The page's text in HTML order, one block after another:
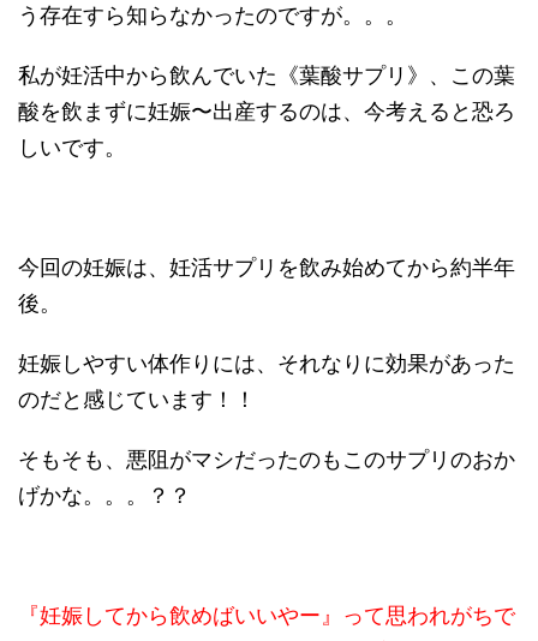
う存在すら知らなかったのですが。。。
私が妊活中から飲んでいた《葉酸サプリ》、この葉
酸を飲まずに妊娠〜出産するのは、今考えると恐ろ
しいです。
今回の妊娠は、妊活サプリを飲み始めてから約半年
後。
妊娠しやすい体作りには、それなりに効果があった
のだと感じています！！
そもそも、悪阻がマシだったのもこのサプリのおか
げかな。。。？？
『妊娠してから飲めばいいやー』って思われがちで